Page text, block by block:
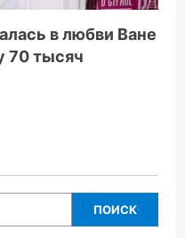
в любви Ване
70 тысяч
ПОИСК